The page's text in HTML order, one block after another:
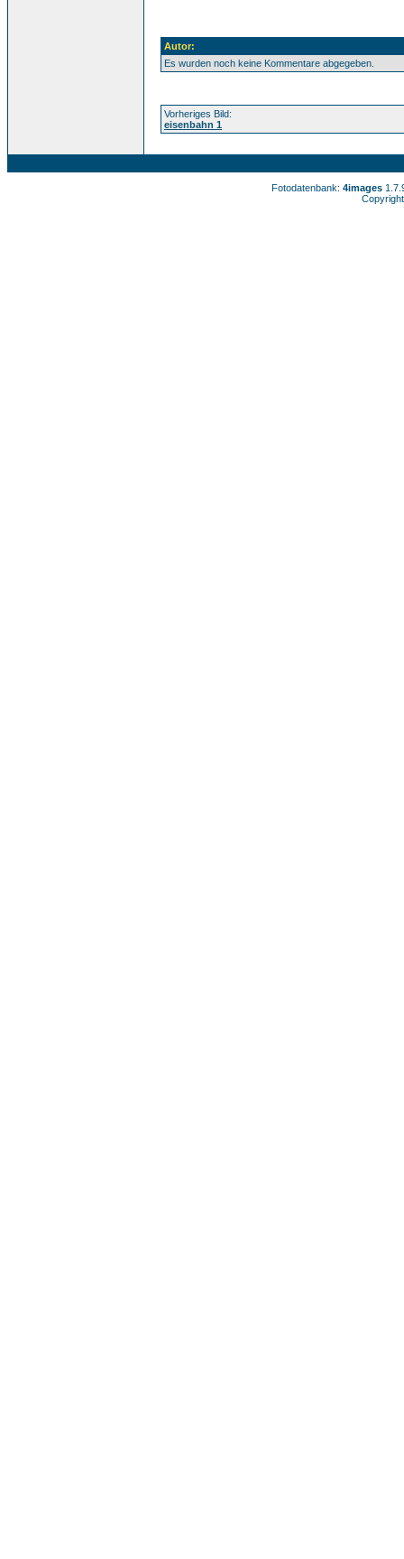
Autor:
Es wurden noch keine Kommentare abgegeben.
Vorheriges Bild:
eisenbahn 1
Fotodatenbank:4images